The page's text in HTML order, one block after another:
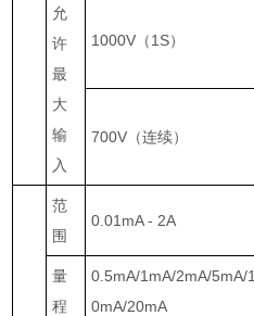
允
许
最
大
输
入
1000V （1S）
700V （连续）
范
围
0.01mA - 2A
量
程
0.5mA/1mA/2mA/5mA/1
0mA/20mA